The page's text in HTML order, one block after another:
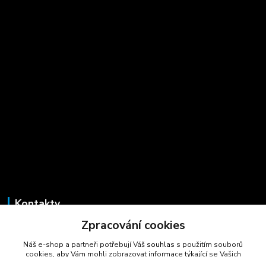
Kontakty
+420 723 725 881
(Po-Pá, 8-16 hod.)
Zpracování cookies
Náš e-shop a partneři potřebují Váš souhlas s použitím souborů
cookies, aby Vám mohli zobrazovat informace týkající se Vašich